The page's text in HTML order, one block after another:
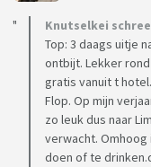
Knutselkei
Top: 3 daags uitje
ontbijt. Lekker
gratis vanuit t
Flop. Op mijn
zo leuk dus naar
verwacht.
doen of te